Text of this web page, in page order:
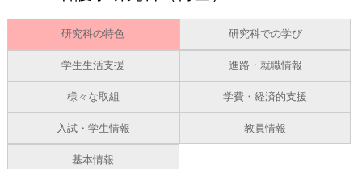
研究科の特色 研究科での学び
学生生活支援 進路・就職情報
様々な取組 学費・経済的支援
入試・学生情報 教員情報
基本情報